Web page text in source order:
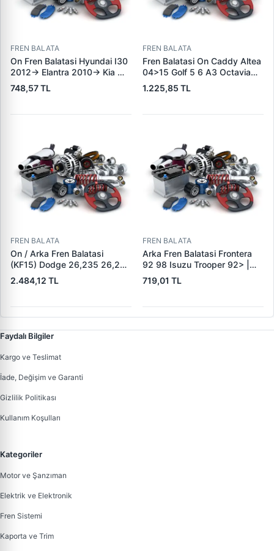
FREN BALATA
On Fren Balatasi Hyundai I30
2012-> Elantra 2010-> Kia
Ceed 2012-> | GRAP 94166 |
OEM 581012VA00
748,57 TL
FREN BALATA
Fren Balatasi On Caddy Altea
04>15 Golf 5 6 A3 Octavia
04>13 Jetta 06>11 Leon
06>13 Toledo 05>09 Yeti
ANS KD13 | OEM
1.225,85 TL
FREN BALATA
On / Arka Fren Balatasi
(KF15) Dodge 26,235 26,260
32,260 Dingil | KALE B 1278
1840 05 KF22 | OEM 19557 /
M91003501
2.484,12 TL
FREN BALATA
Arka Fren Balatasi Frontera
92 98 Isuzu Trooper 92> |
KRAFTVOLL 07160049 |
OEM 160 5851
719,01 TL
Faydalı Bilgiler
Kargo ve Teslimat
İade, Değişim ve Garanti
Gizlilik Politikası
Kullanım Koşulları
Kategoriler
Motor ve Şanzıman
Elektrik ve Elektronik
Fren Sistemi
Kaporta ve Trim